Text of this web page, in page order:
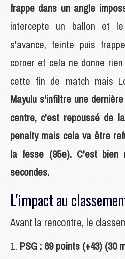
frappe dans un angle
intercepte un ballon et
s'avance, feinte puis
corner et cela ne donne
cette fin de match mais
Mayulu s'infiltre une
centre, c'est repoussé de
penalty mais cela va être
la fesse (95e). C'est bien
secondes.
L'impact au
Avant la rencontre, le
PSG : 69 points (+43) (30